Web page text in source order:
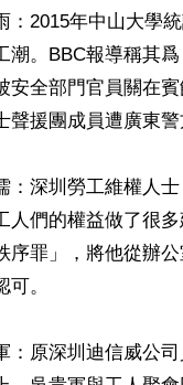
：2015年中山大學
潮。BBC報導稱其
安全部門官員關在
聲援團成員遭廣東警
：深圳勞工維權人
人們的權益做了很
序罪」，將他從辦
可。
：原深圳迪信威公